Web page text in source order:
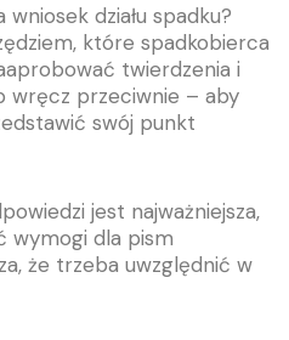
działu spadku?
które spadkobierca
twierdzenia i
wręcz przeciwnie – aby
swój punkt
jest najważniejsza,
wymogi dla pism
że trzeba uwzględnić w